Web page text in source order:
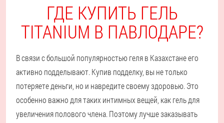
ГДЕ КУПИТЬ ГЕЛЬ
TITANIUM В ПАВЛОДАРЕ?
В связи с большой популярностью геля в Казахстане его
активно подделывают. Купив подделку, вы не только
потеряете деньги, но и навредите своему здоровью. Это
особенно важно для таких интимных вещей, как гель для
увеличения полового члена. Поэтому лучше заказывать